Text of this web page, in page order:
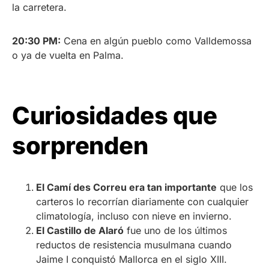
la carretera.
20:30 PM: Cena en algún pueblo como Valldemossa
o ya de vuelta en Palma.
Curiosidades que
sorprenden
El Camí des Correu era tan importante que los
carteros lo recorrían diariamente con cualquier
climatología, incluso con nieve en invierno.
El Castillo de Alaró fue uno de los últimos
reductos de resistencia musulmana cuando
Jaime I conquistó Mallorca en el siglo XIII.